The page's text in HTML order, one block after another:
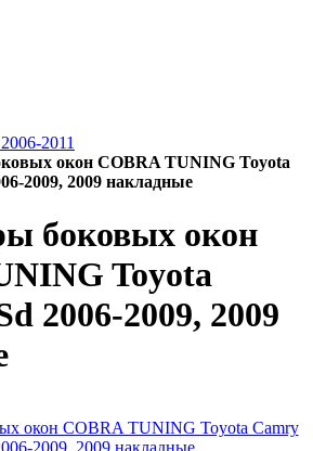
2011
окон COBRA TUNING Toyota
2009, 2009 накладные
боковых окон
Toyota
2006-2009, 2009